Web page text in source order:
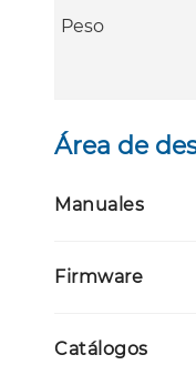
Peso
Área de
Manuales
Firmware
Catálogos